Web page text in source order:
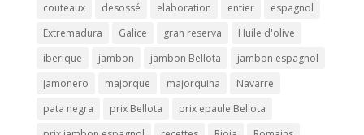
couteaux
desossé elaboration entier
espagnol
Extremadura
Galice gran reserva
Huile d'olive
iberique
jambon jambon Bellota
jambon espagnol
jamonero
majorque majorquina
Navarre
pata negra
prix Bellota
prix epaule Bellota